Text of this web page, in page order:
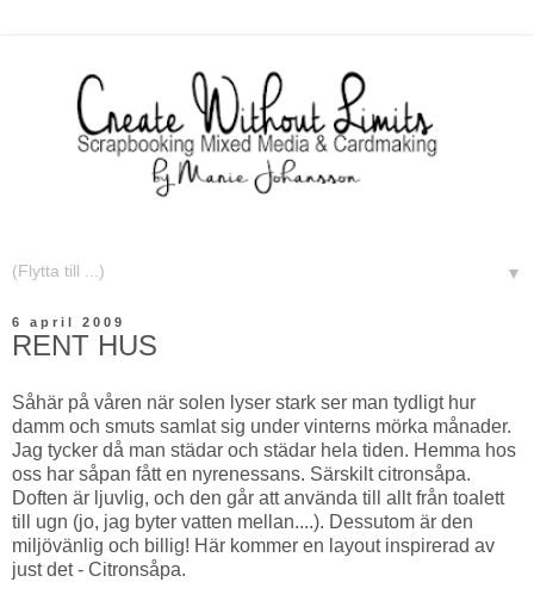
▼
6 april 2009
RENT HUS
Såhär på våren när solen lyser stark ser man tydligt hur
damm och smuts samlat sig under vinterns mörka månader.
Jag tycker då man städar och städar hela tiden. Hemma hos
oss har såpan fått en nyrenessans. Särskilt citronsåpa.
Doften är ljuvlig, och den går att använda till allt från toalett
till ugn (jo, jag byter vatten mellan....). Dessutom är den
miljövänlig och billig! Här kommer en layout inspirerad av
just det - Citronsåpa.